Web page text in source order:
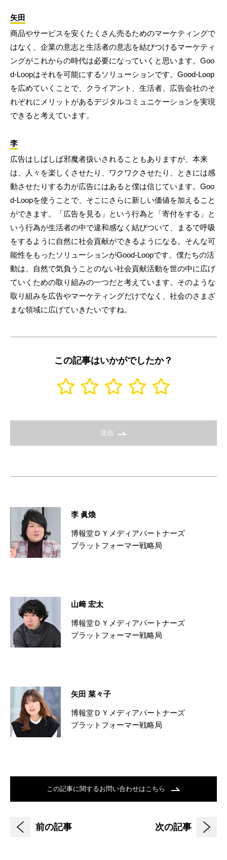
矢田
商品やサービスを安くたくさん売るためのマーケティングで
はなく、企業の意志と生活者の意志を結びつけるマーケティ
ングがこれからの時代は必要になっていくと思います。Goo
d-Loopはそれを可能にするソリューションです。Good-Loop
を広めていくことで、クライアント、生活者、広告会社のそ
れぞれにメリットがあるデジタルコミュニケーションを実現
できると考えています。
李
広告はしばしば邪魔者扱いされることもありますが、本来
は、人々を楽しくさせたり、ワクワクさせたり、ときには感
動させたりする力が広告にはあると僕は信じています。Goo
d-Loopを使うことで、そこにさらに新しい価値を加えること
ができます。「広告を見る」という行為と「寄付をする」と
いう行為が生活者の中で違和感なく結びついて、まるで呼吸
をするように自然に社会貢献ができるようになる。そんな可
能性をもったソリューションがGood-Loopです。僕たちの活
動は、自然で気負うことのない社会貢献活動を世の中に広げ
ていくための取り組みの一つだと考えています。そのような
取り組みを広告やマーケティングだけでなく、社会のさまざ
まな領域に広げていきたいですね。
この記事はいかがでしたか？
送信
李 眞煥
博報堂ＤＹメディアパートナーズ
プラットフォーマー戦略局
山﨑 宏太
博報堂ＤＹメディアパートナーズ
プラットフォーマー戦略局
矢田 菜々子
博報堂ＤＹメディアパートナーズ
プラットフォーマー戦略局
この記事に関するお問い合わせはこちら
前の記事 次の記事